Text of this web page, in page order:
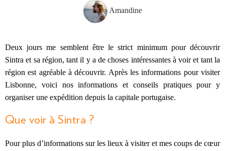
Amandine
Deux jours me semblent être le strict minimum pour découvrir
Sintra et sa région, tant il y a de choses intéressantes à voir et tant la
région est agréable à découvrir. Après les informations pour visiter
Lisbonne, voici nos informations et conseils pratiques pour y
organiser une expédition depuis la capitale portugaise.
Que voir à Sintra ?
Pour plus d’informations sur les lieux à visiter et mes coups de cœur